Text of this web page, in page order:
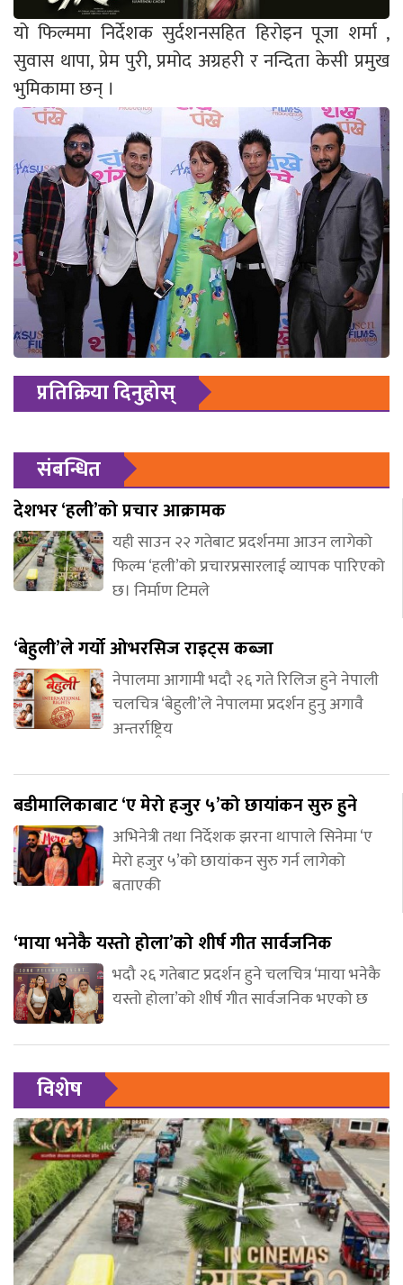
यो फिल्ममा निर्देशक सुर्दशनसहित हिरोइन पूजा शर्मा ,
सुवास थापा, प्रेम पुरी, प्रमोद अग्रहरी र नन्दिता केसी प्रमुख
भुमिकामा छन् ।
प्रतिक्रिया दिनुहोस्
संबन्धित
देशभर ‘हली’को प्रचार आक्रामक
यही साउन २२ गतेबाट प्रदर्शनमा आउन लागेको
फिल्म ‘हली’को प्रचारप्रसारलाई व्यापक पारिएको
छ। निर्माण टिमले
‘बेहुली’ले गर्यो ओभरसिज राइट्स कब्जा
नेपालमा आगामी भदौ २६ गते रिलिज हुने नेपाली
चलचित्र ‘बेहुली’ले नेपालमा प्रदर्शन हुनु अगावै
अन्तर्राष्ट्रिय
बडीमालिकाबाट ‘ए मेरो हजुर ५’को छायांकन सुरु हुने
अभिनेत्री तथा निर्देशक झरना थापाले सिनेमा ‘ए
मेरो हजुर ५’को छायांकन सुरु गर्न लागेको
बताएकी
‘माया भनेकै यस्तो होला’को शीर्ष गीत सार्वजनिक
भदौ २६ गतेबाट प्रदर्शन हुने चलचित्र ‘माया भनेकै
यस्तो होला’को शीर्ष गीत सार्वजनिक भएको छ
विशेष